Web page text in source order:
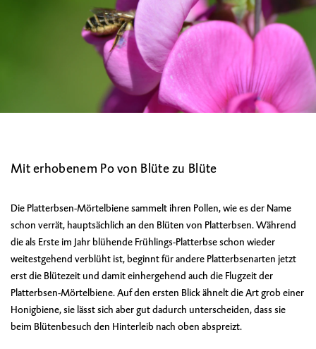
Mit erhobenem Po von Blüte zu Blüte
Die Platterbsen-Mörtelbiene sammelt ihren Pollen, wie es der Name
schon verrät, hauptsächlich an den Blüten von Platterbsen. Während
die als Erste im Jahr blühende Frühlings-Platterbse schon wieder
weitestgehend verblüht ist, beginnt für andere Platterbsenarten jetzt
erst die Blütezeit und damit einhergehend auch die Flugzeit der
Platterbsen-Mörtelbiene. Auf den ersten Blick ähnelt die Art grob einer
Honigbiene, sie lässt sich aber gut dadurch unterscheiden, dass sie
beim Blütenbesuch den Hinterleib nach oben abspreizt.